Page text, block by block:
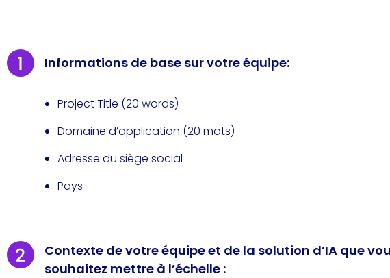
Informations de base sur votre équipe:
Project Title (20 words)
Domaine d’application (20 mots)
Adresse du siège social
Pays
Contexte de votre équipe et de la solution d’IA que
souhaitez mettre à l’échelle :